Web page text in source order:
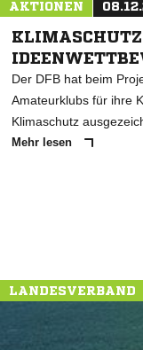
AKTIONEN
Der DFB hat beim
Amateurklubs für ihre
Klimaschutz
Mehr lesen
LANDESVERBAND